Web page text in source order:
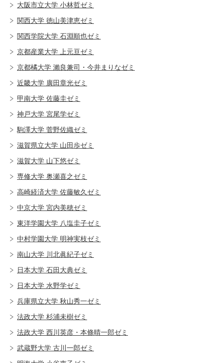
大阪市立大学 小林哲ゼミ
関西大学 徳山美津恵ゼミ
関西学院大学 石淵順也ゼミ
京都産業大学 上元亘ゼミ
京都橘大学 瀨良兼司・今井まりなゼミ
近畿大学 廣田章光ゼミ
甲南大学 佐藤圭ゼミ
神戸大学 宮尾学ゼミ
駒澤大学 菅野佐織ゼミ
滋賀県立大学 山田歩ゼミ
滋賀大学 山下悠ゼミ
専修大学 奥瀬喜之ゼミ
高崎経済大学 佐藤敏久ゼミ
中京大学 宮内美穂ゼミ
東洋学園大学 八塩圭子ゼミ
中村学園大学 明神実枝ゼミ
南山大学 川北眞紀子ゼミ
日本大学 石田大典ゼミ
日本大学 水野学ゼミ
兵庫県立大学 秋山秀一ゼミ
法政大学 杉浦未樹ゼミ
法政大学 西川英彦・本條晴一郎ゼミ
武蔵野大学 古川一郎ゼミ